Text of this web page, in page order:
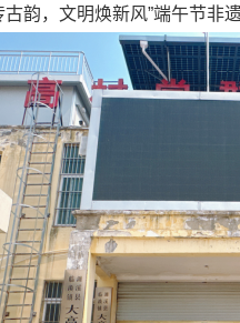
韵，文明焕新风”端午节非遗